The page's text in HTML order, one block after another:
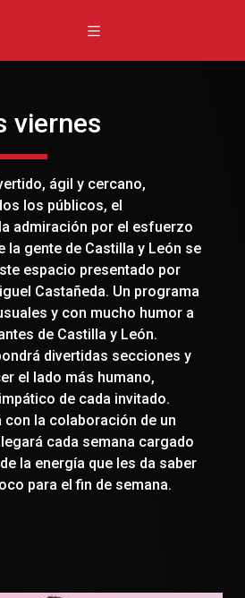
viernes
ágil y cercano,
los públicos, el
admiración por el esfuerzo
la gente de Castilla y León se
espacio presentado por
Castañeda. Un programa
y con mucho humor a
de Castilla y León.
divertidas secciones y
el lado más humano,
de cada invitado.
con la colaboración de un
cada semana cargado
la energía que les da saber
para el fin de semana.